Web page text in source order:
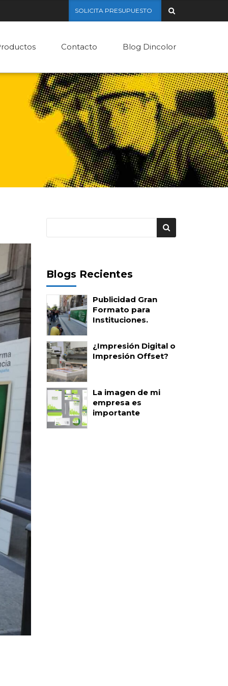
SOLICITA PRESUPUESTO
Contacto Blog Dincolor
Blogs Recientes
Publicidad Gran
Formato para
Instituciones.
¿Impresión Digital o
Impresión Offset?
La imagen de mi
empresa es
importante